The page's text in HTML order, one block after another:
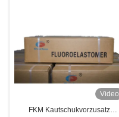
Video
FKM Kautschukvorzusatz